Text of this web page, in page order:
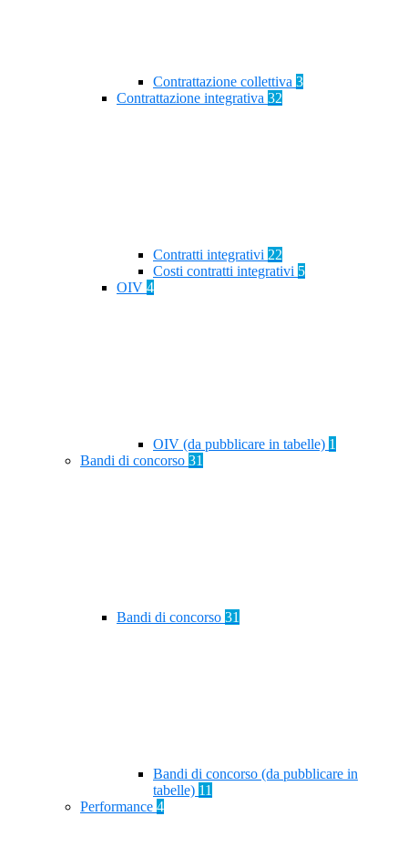
Contrattazione collettiva 3
Contrattazione integrativa 32
Contratti integrativi 22
Costi contratti integrativi 5
OIV 4
OIV (da pubblicare in tabelle) 1
Bandi di concorso 31
Bandi di concorso 31
Bandi di concorso (da pubblicare in
tabelle) 11
Performance 4